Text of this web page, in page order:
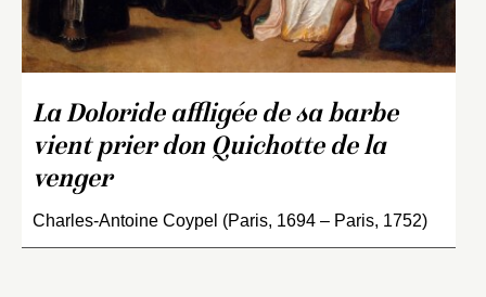
La Doloride affligée de sa barbe
vient prier don Quichotte de la
venger
Charles-Antoine Coypel (Paris, 1694 – Paris, 1752)